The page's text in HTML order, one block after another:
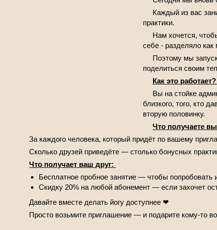
Каждый из вас
практики.
Нам хочется,
себе - разделяло
Поэтому мы
поделиться своим
Как это
Вы на стойке
близкого, того, кто
вторую половинку.
Что получаете
За каждого человека, который придёт по вашему
Сколько друзей приведёте — столько бонусных
Что получает ваш друг:
Бесплатное пробное занятие — чтобы
Скидку 20% на любой абонемент — если захочет
Давайте вместе делать йогу доступнее ❤
Просто возьмите приглашение — и подарите кому-то